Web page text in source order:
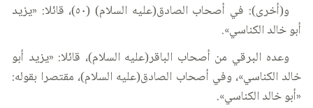
و(أخرى): في أصحاب الصادق(عليه السلام) (٥٠)، قائلا: «يزيد
أبو خالد الكناسي».
وعده البرقي من أصحاب الباقر(عليه السلام)، قائلا: «يزيد أبو
خالد الكناسي»، وفي أصحاب الصادق(عليه السلام)، مقتصرا بقوله:
«أبو خالد الكناسي».